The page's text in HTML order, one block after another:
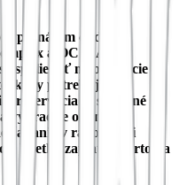
prenájom dodávky
a OC MAX.
spoliehať na otváracie
kedy potrebujete.
rezervácia aj samotné
výhradne online.
čakanie v radoch ani
Všetko zaplatíte kartou a